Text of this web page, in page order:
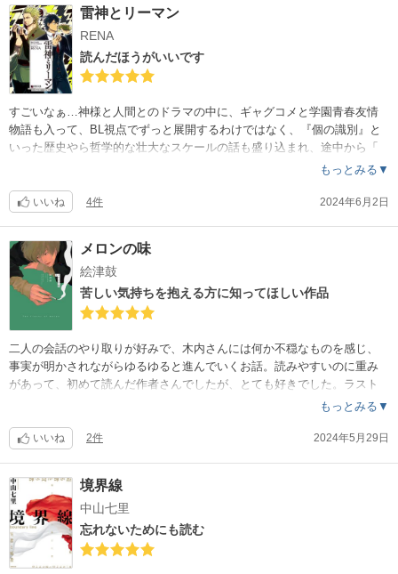
雷神とリーマン
RENA
読んだほうがいいです
すごいなぁ…神様と人間とのドラマの中に、ギャグコメと学園青春友情
物語も入って、BL視点でずっと展開するわけではなく、『個の識別』と
いった歴史やら哲学的な壮大なスケールの話も盛り込まれ、途中から「
この作者さん天才…」の気持ちで一杯になったまま、楽しく癒され沁み
くのネタバレを忘れられないまま読み、泣くことなく読み終えたのです
村の家族の話、雷遊との食事シーンなど、好きが詰まっている作品でし
た。1話ごとについているサブタイトルもとても良かったです、『信頼』
の話が印象深いです。再読するのが楽しみです！
もっとみる▼
いいね 4件 2024年6月2日
メロンの味
絵津鼓
苦しい気持ちを抱える方に知ってほしい作品
二人の会話のやり取りが好みで、木内さんには何か不穏なものを感じ、
事実が明かされながらゆるゆると進んでいくお話。読みやすいのに重み
があって、初めて読んだ作者さんでしたが、とても好きでした。ラスト
もっとみる▼
いいね 2件 2024年5月29日
境界線
中山七里
忘れないためにも読む